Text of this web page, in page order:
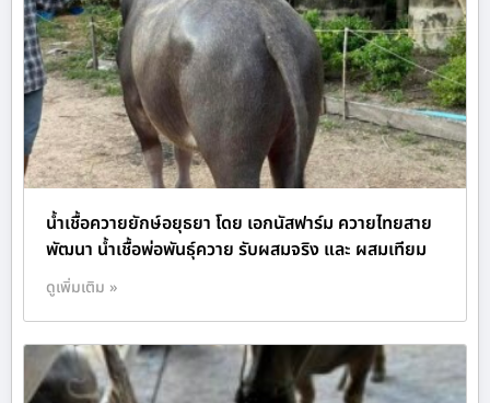
น้ำเชื้อควายยักษ์อยุธยา โดย เอกนัสฟาร์ม ควายไทยสาย
พัฒนา น้ำเชื้อพ่อพันธุ์ควาย รับผสมจริง และ ผสมเทียม
ดูเพิ่มเติม »